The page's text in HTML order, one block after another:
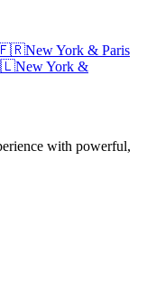
New York & Paris
New York &
with powerful,